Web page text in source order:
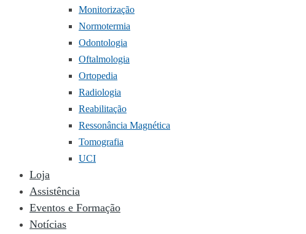
Monitorização
Normotermia
Odontologia
Oftalmologia
Ortopedia
Radiologia
Reabilitação
Ressonância Magnética
Tomografia
UCI
Loja
Assistência
Eventos e Formação
Notícias